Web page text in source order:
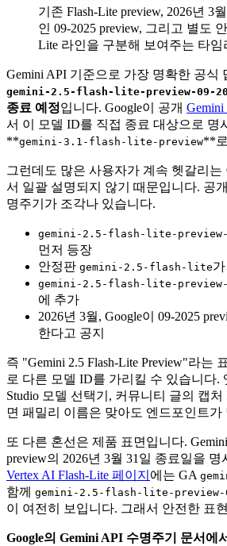
기존 Flash-Lite preview, 2026년 3
인 09-2025 preview, 그리고 별도
Lite 라인을 구분해 보여주는 타임
Gemini API 기준으로 가장 명확한 공식
gemini-2.5-flash-lite-preview-09-
종료 예정입니다. Google이 공개 Gemini
서 이 모델 ID를 직접 종료 대상으로 명
**gemini-3.1-flash-lite-preview**
그런데도 많은 사용자가 계속 헷갈리는
서 일괄 설명되지 않기 때문입니다. 공개
명주기가 조각나 있습니다.
gemini-2.5-flash-lite-preview-
먼저 등장
안정판 gemini-2.5-flash-lite
gemini-2.5-flash-lite-preview-
에 추가
2026년 3월, Google이 09-2025
한다고 공지
즉 "Gemini 2.5 Flash-Lite Preview"라는
로 다른 모델 ID를 가리킬 수 있습니다.
Studio 모델 선택기, 커뮤니티 글의 캡
면 패밀리 이름은 맞아도 엔드포인트가
또 다른 혼선은 제품 표면입니다.
preview의 2026년 3월 31일 종료일을
Vertex AI Flash-Lite 페이지 에는 GA
함께 gemini-2.5-flash-lite-preview-
이 여전히 보입니다. 그래서 안전한 표
Google의 Gemini API 수명주기 문서에